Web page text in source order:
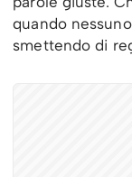
quando
smettendo di